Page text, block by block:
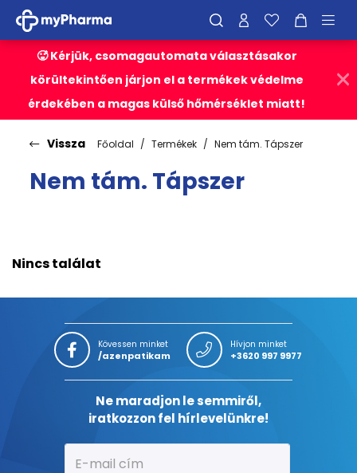
🥵 Kérjük, csomagautomata választásakor
körültekintően járjon el a termékek védelme
érdekében a magas külső hőmérséklet miatt!
Vissza Főoldal Termékek Nem tám. Tápszer
Nem tám. Tápszer
Nincs találat
Kövessen minket
/azenpatikam
Hívjon minket
+3620 997 9977
Ne maradjon le semmiről,
iratkozzon fel hírlevelünkre!